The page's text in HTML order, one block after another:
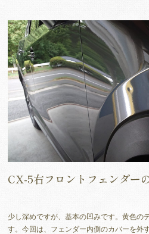
CX-5右フロントフェンダー
少し深めですが、基本の凹みです。黄色の
す。今回は、フェンダー内側のカバーを外